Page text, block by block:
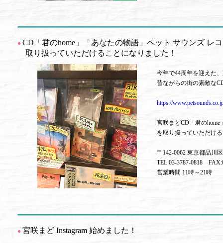
● CD「君のhome」「あなたの物語」ペット サウンズ レ
取り扱っていただけることになりました！
今年で44周年を迎えた
昔ながらの街の素敵な
https://
宮咲まどCD 「君の
を取り扱っていただけ
〒142-0062 東京都品川
TEL:03-3787-0818
営業時間 11時～21時
● 宮咲まど Instagram 始めました！